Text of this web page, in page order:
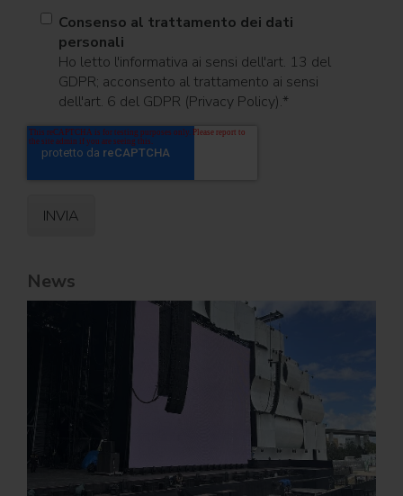
Consenso al trattamento dei dati
personali
Ho letto l'informativa ai sensi dell'art. 13 del
GDPR; acconsento al trattamento ai sensi
dell'art. 6 del GDPR (Privacy Policy).*
News